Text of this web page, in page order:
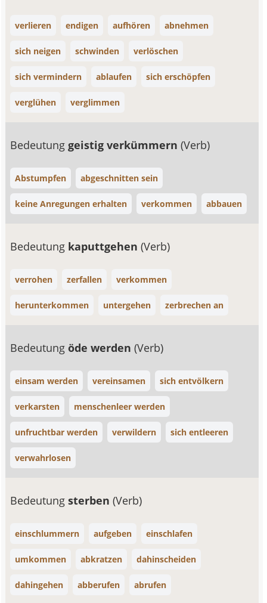
verlieren endigen aufhören abnehmen
sich neigen schwinden verlöschen
sich vermindern ablaufen sich erschöpfen
verglühen verglimmen
Bedeutunggeistig verkümmern(Verb)
Abstumpfen abgeschnitten sein
keine Anregungen erhalten verkommen abbauen
Bedeutung kaputtgehen(Verb)
verrohen zerfallen verkommen
herunterkommen untergehen zerbrechen an
Bedeutungöde werden(Verb)
einsam werden vereinsamen sich entvölkern
verkarsten menschenleer werden
unfruchtbar werden verwildern sich entleeren
verwahrlosen
Bedeutungsterben(Verb)
einschlummern aufgeben einschlafen
umkommen abkratzen dahinscheiden
dahingehen abberufen abrufen